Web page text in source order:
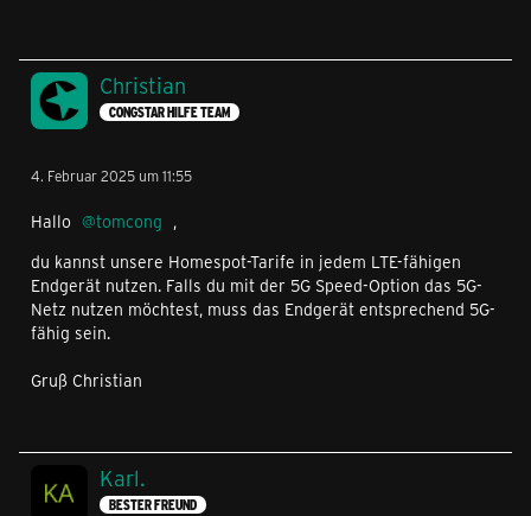
Christian
CONGSTAR HILFE TEAM
4. Februar 2025 um 11:55
Hallo tomcong ,
du kannst unsere Homespot-Tarife in jedem LTE-fähigen
Endgerät nutzen. Falls du mit der 5G Speed-Option das 5G-
Netz nutzen möchtest, muss das Endgerät entsprechend 5G-
fähig sein.
Gruß Christian
Karl.
BESTER FREUND